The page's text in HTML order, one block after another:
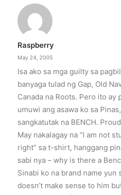
Raspberry
May 24, 2005
Isa ako sa mga guilty sa
banyaga tulad ng Gap, Old
Canada na Roots. Pero ito ay
umuwi ang asawa ko sa
sangkatutak na BENCH.
May nakalagay na “I am not
right” sa t-shirt, hanggang
sabi nya – why is there a
Sinabi ko na brand name yun
doesn’t make sense to him